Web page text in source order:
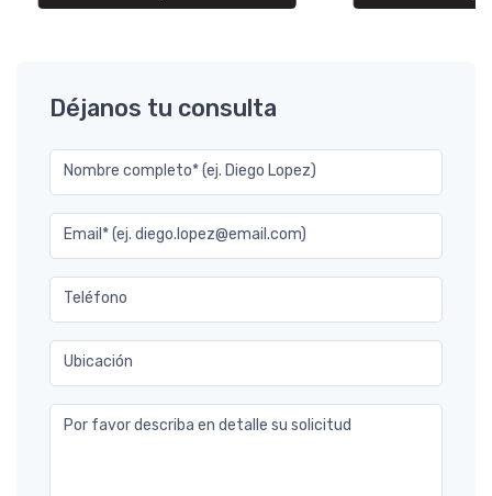
Déjanos tu consulta
Nombre completo* (ej. Diego Lopez)
Email* (ej. diego.lopez@email.com)
Teléfono
Ubicación
Por favor describa en detalle su solicitud